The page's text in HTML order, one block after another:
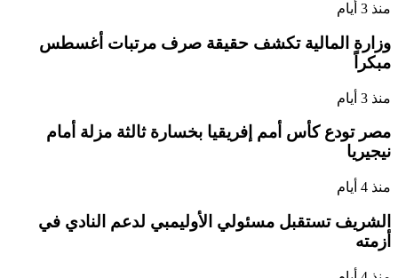
منذ 3 أيام
وزارة المالية تكشف حقيقة صرف مرتبات أغسطس
مبكراً
منذ 3 أيام
مصر تودع كأس أمم إفريقيا بخسارة ثالثة مزلة أمام
نيجيريا
منذ 4 أيام
الشريف تستقبل مسئولي الأوليمبي لدعم النادي في
أزمته